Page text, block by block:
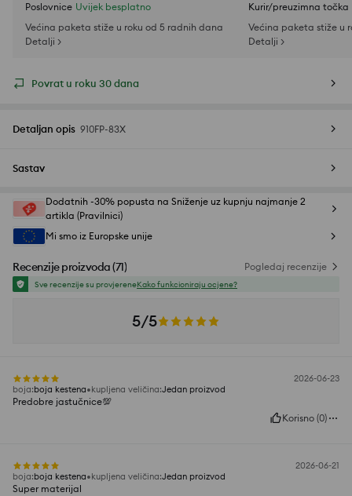
Poslovnice Uvijek besplatno
Većina paketa stiže u roku od 5 radnih dana
Detalji >
Kurir/preuzimna točka
Većina paketa stiže u
Detalji >
Povrat u roku 30 dana
Detaljan opis 910FP-83X
Sastav
Dodatnih -30% popusta na Sniženje uz kupnju najmanje 2
artikla (Pravilnici)
Mi smo iz Europske unije
Recenzije proizvoda(71) Pogledaj recenzije
Sve recenzije su provjereneKako funkcioniraju ocjene?
5/5
2026-06-23
boja:boja kestena kupljena veličina:Jedan proizvod
Predobre jastučnice💯
Korisno (0)
2026-06-21
boja:boja kestena kupljena veličina:Jedan proizvod
Super materijal